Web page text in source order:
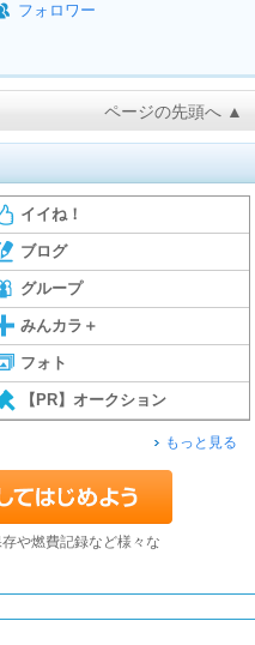
フォロワー
ページの先頭へ ▲
イイね！
ブログ
グループ
みんカラ＋
フォト
【PR】オークション
もっと見る
や燃費記録など様々な